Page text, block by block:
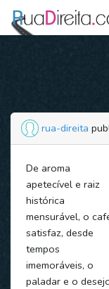
rua-direita
De aroma
apetecível e raiz
histórica
mensurável, o
satisfaz, desde
tempos
imemoráveis, o
paladar e o